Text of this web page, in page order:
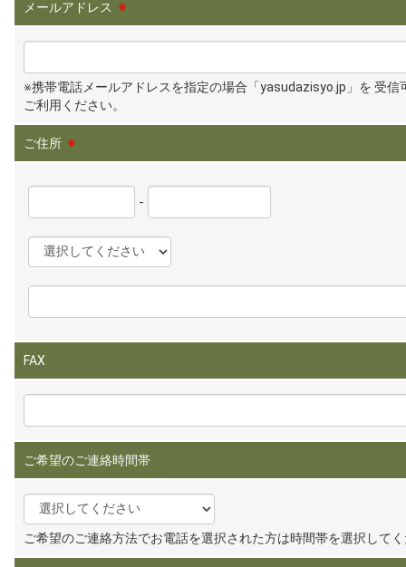
メールアドレス ※
※携帯電話メールアドレスを指定の場合「yasudazisyo.jp」を 受信
ご利用ください。
ご住所 ※
-
FAX
ご希望のご連絡時間帯
ご希望のご連絡方法でお電話を選択された方は時間帯を選択して